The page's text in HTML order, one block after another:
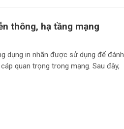
thông, hạ tầng mạng
dụng in nhãn được sử dụng để đánh
quan trọng trong mạng. Sau đây,